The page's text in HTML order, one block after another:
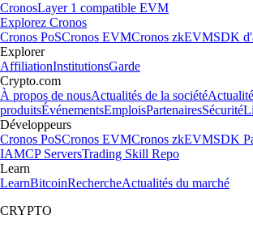
CronosLayer 1 compatible EVM
Explorez Cronos
Cronos PoSCronos EVMCronos zkEVMSDK
Explorer
AffiliationInstitutionsGarde
Crypto.com
À propos de nousActualités de la société
produitsÉvénementsEmploisPartenairesSécurité
Développeurs
Cronos PoSCronos EVMCronos zkEVMSDK
IAMCP ServersTrading Skill Repo
Learn
LearnBitcoinRechercheActualités du marché
CRYPTO